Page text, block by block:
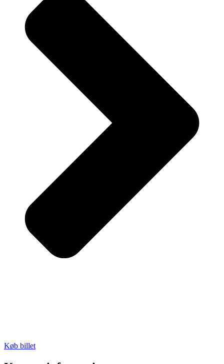
Køb billet